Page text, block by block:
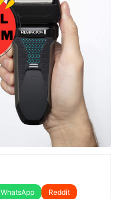
WhatsApp
Reddit